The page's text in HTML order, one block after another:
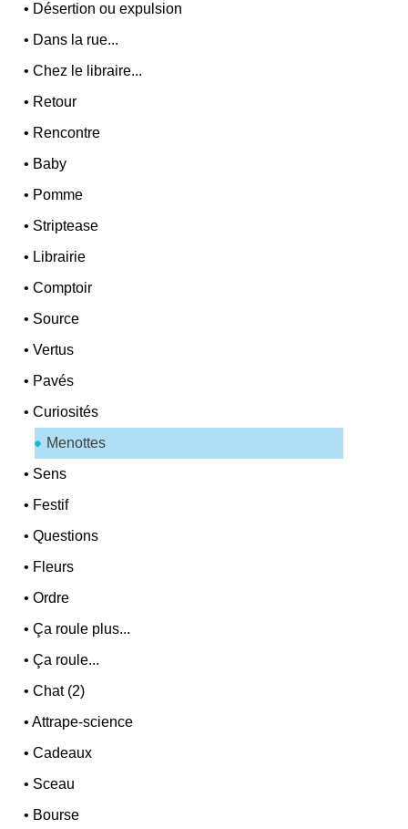
• Désertion ou expulsion
• Dans la rue...
•Chez le libraire...
• Retour
• Rencontre
• Baby
• Pomme
• Striptease
• Librairie
•Comptoir
• Source
•Vertus
• Pavés
•Curiosités
Menottes
• Sens
• Festif
•Questions
• Fleurs
•Ordre
•Ça roule plus...
•Ça roule...
•Chat (2)
•Attrape-science
•Cadeaux
• Sceau
• Bourse